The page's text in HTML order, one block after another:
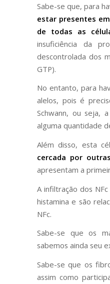
Sabe-se que, para
estar presentes
de todas as
insuficiência da
descontrolada dos
GTP).
No entanto, para
alelos, pois é
Schwann, ou seja,
alguma quantidade
Além disso, esta
cercada por
apresentam a
A infiltração dos
histamina e são
NFc.
Sabe-se que os
sabemos ainda seu
Sabe-se que os
assim como